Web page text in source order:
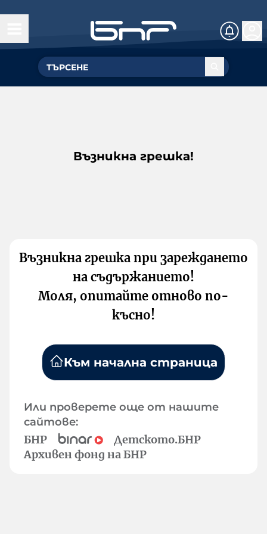
Възникна грешка!
Възникна грешка при зареждането
на съдържанието!
Моля, опитайте отново по-
късно!
Към начална страница
Или проверете още от нашите
сайтове:
БНР
Детското.БНР
Архивен фонд на БНР